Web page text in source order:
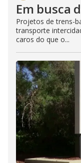
Em busca
Projetos de trens-
transporte
caros do que o...